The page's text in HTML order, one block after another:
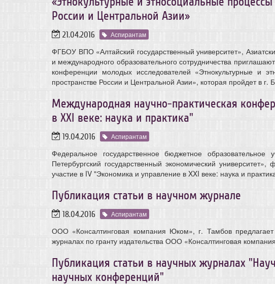
России и Центральной Азии»
21.04.2016 Аспирантам
ФГБОУ ВПО «Алтайский государственный университет»,
и международного образовательного сотрудничества
конференции молодых исследователей «Этнокультурные и
пространстве России и Центральной Азии», которая пройдет в г.
Международная научно-практическая
в XXI веке: наука и практика"
19.04.2016 Аспирантам
Федеральное государственное бюджетное образовательное
Петербургский государственный экономический
участие в IV "Экономика и управление в XXI веке: наука и
Публикация статьи в научном журнале
18.04.2016 Аспирантам
ООО «Консалтинговая компания Юком», г. Тамбов предлагает
журналах по гранту издательства ООО «Консалтинговая
Публикация статьи в научных журналах
научных конференций"